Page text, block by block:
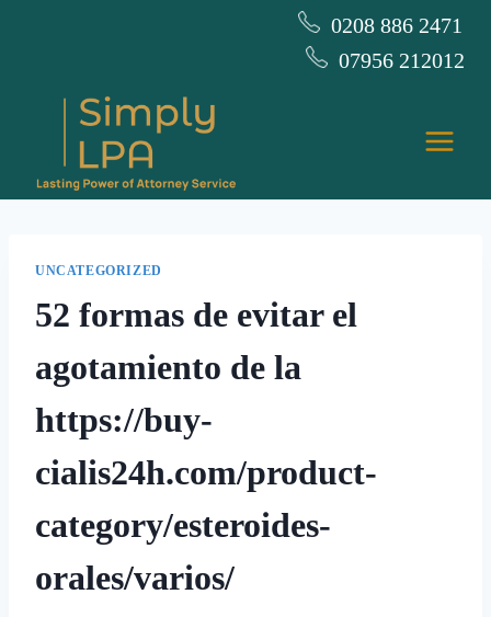
0208 886 2471
07956 212012
UNCATEGORIZED
52 formas de evitar el
agotamiento de la
https://buy-
cialis24h.com/product-
category/esteroides-
orales/varios/